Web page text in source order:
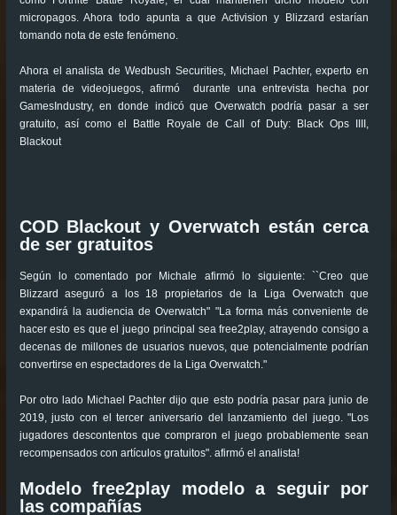
micropagos. Ahora todo apunta a que Activision y Blizzard estarían
tomando nota de este fenómeno.
Ahora el analista de Wedbush Securities, Michael Pachter, experto en
materia de videojuegos, afirmó durante una entrevista hecha por
GamesIndustry, en donde indicó que Overwatch podría pasar a ser
gratuito, así como el Battle Royale de Call of Duty: Black Ops IIII,
Blackout
COD Blackout y Overwatch están cerca
de ser gratuitos
Según lo comentado por Michale afirmó lo siguiente: ``Creo que
Blizzard aseguró a los 18 propietarios de la Liga Overwatch que
expandirá la audiencia de Overwatch" "La forma más conveniente de
hacer esto es que el juego principal sea free2play, atrayendo consigo a
decenas de millones de usuarios nuevos, que potencialmente podrían
convertirse en espectadores de la Liga Overwatch."
Por otro lado Michael Pachter dijo que esto podría pasar para junio de
2019, justo con el tercer aniversario del lanzamiento del juego. "Los
jugadores descontentos que compraron el juego probablemente sean
recompensados con artículos gratuitos". afirmó el analista!
Modelo free2play modelo a seguir por
las compañías